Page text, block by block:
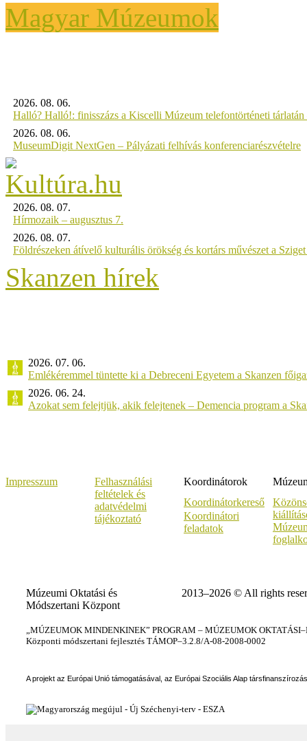
Magyar Múzeumok
2026. 08. 06.
Halló? Halló!: finisszázs a Kiscelli Múzeum telefontörténeti tárlatán
2026. 08. 06.
MuseumDigit NextGen – Pályázati felhívás konferenciarészvételre
2026. 08. 07.
Hírmozaik – augusztus 7.
2026. 08. 07.
Földrészeken átívelő kulturális örökség és kortárs művészet a
Skanzen hírek
2026. 07. 06.
Emlékéremmel tüntette ki a Debreceni Egyetem a Skanzen
2026. 06. 24.
Azokat sem felejtjük, akik felejtenek – Demencia program a
Impresszum
Felhasználási
feltételek és
adatvédelmi
tájékoztató
Koordinátorok
Koordinátorkereső
Koordinátori
feladatok
Múzeumi Oktatási és
Módszertani Központ
2013–2026 © All rights
„MÚZEUMOK MINDENKINEK” PROGRAM – MÚZEUMOK
Központi módszertani fejlesztés TÁMOP–3.2.8/A-08-2008-0002
A projekt az Európai Unió támogatásával, az Európai Szociális Alap